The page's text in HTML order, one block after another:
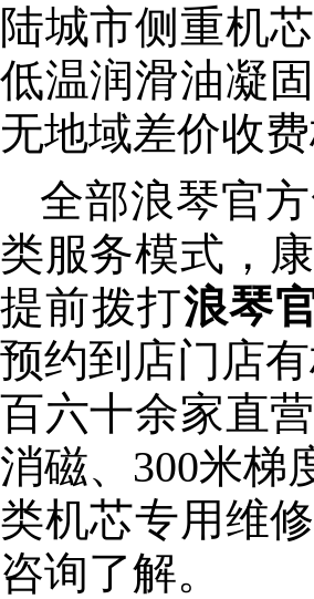
陆城市侧重机
低温润滑油凝
无地域差价收
全部浪琴官
类服务模式，
提前拨打浪琴
预约到店门店
百六十余家直
消磁、300米梯
类机芯专用维
咨询了解。